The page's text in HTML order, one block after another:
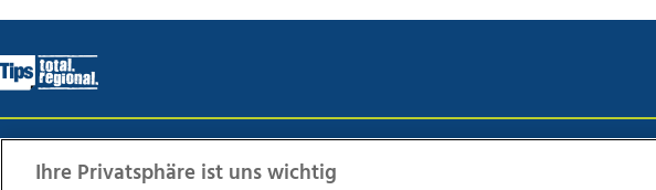
Wir über uns Mediadaten Kontakt
Ihre Privatsphäre ist uns wichtig